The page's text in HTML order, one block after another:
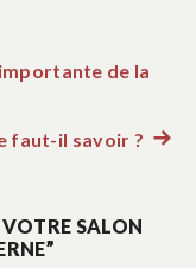
de la
faut-il savoir ?
SALON